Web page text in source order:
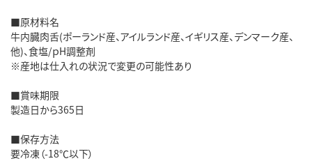
■原材料名
牛内臓肉舌(ポーランド産、アイルランド産、イギリス産、デンマーク産、
他)、食塩/ｐH調整剤
※産地は仕入れの状況で変更の可能性あり
■賞味期限
製造日から365日
■保存方法
要冷凍（-18℃以下）